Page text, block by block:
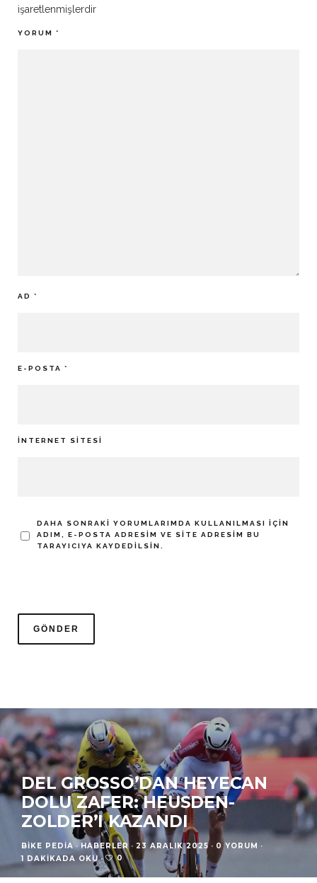
işaretlenmişlerdir
YORUM *
AD *
E-POSTA *
İNTERNET SITESI
DAHA SONRAKI YORUMLARIMDA KULLANILMASI IÇIN
ADIM, E-POSTA ADRESIM VE SITE ADRESIM BU
TARAYICIYA KAYDEDILSIN.
DEL GROSSO’DAN HEYECAN
DOLU ZAFER: HEUSDEN-
ZOLDER’I KAZANDI
BIKE PEDIA · HABERLER · 23 ARALIK 2025 · 0 YORUM ·
1 DAKIKADA OKU · 0